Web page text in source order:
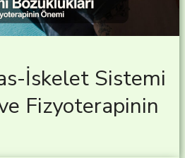
İskelet Sistemi
Fizyoterapinin